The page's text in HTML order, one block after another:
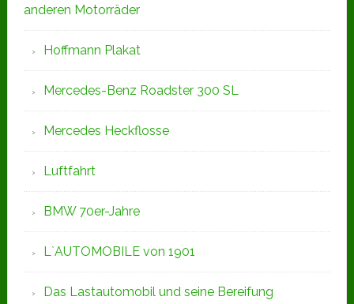
anderen Motorräder
Hoffmann Plakat
Mercedes-Benz Roadster 300 SL
Mercedes Heckflosse
Luftfahrt
BMW 70er-Jahre
L`AUTOMOBILE von 1901
Das Lastautomobil und seine Bereifung